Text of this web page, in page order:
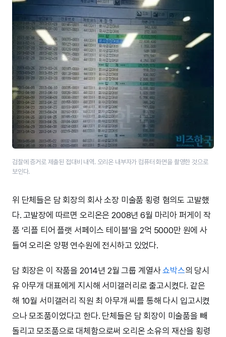
검찰에 증거로 제출된 접대비 내역. 오리온 내부자가 컴퓨터 화면을 촬영한 것으로
보인다.
위 단체들은 담 회장의 회사 소장 미술품 횡령 혐의도 고발했
다. 고발장에 따르면 오리온은 2008년 6월 마리아 퍼게이 작
품 ‘리플 티어 플랫 서페이스 테이블’을 2억 5000만 원에 사
들여 오리온 양평 연수원에 전시하고 있었다.
담 회장은 이 작품을 2014년 2월 그룹 계열사쇼박스의 당시
유 아무개 대표에게 지시해 서미갤러리로 출고시켰다. 같은
해 10월 서미갤러리 직원 최 아무개 씨를 통해 다시 입고시켰
으나 모조품이었다고 한다. 단체들은 담 회장이 미술품을 빼
돌리고 모조품으로 대체함으로써 오리온 소유의 재산을 횡령